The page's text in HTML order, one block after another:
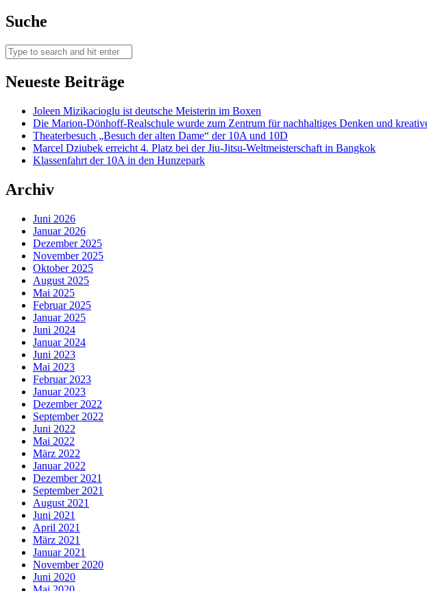
Suche
Neueste Beiträge
Joleen Mizikacioglu ist deutsche Meisterin im Boxen
Die Marion-Dönhoff-Realschule wurde zum Zentrum für nachhaltiges Denken und
Theaterbesuch „Besuch der alten Dame“ der 10A und 10D
Marcel Dziubek erreicht 4. Platz bei der Jiu-Jitsu-Weltmeisterschaft in Bangkok
Klassenfahrt der 10A in den Hunzepark
Archiv
Juni 2026
Januar 2026
Dezember 2025
November 2025
Oktober 2025
August 2025
Mai 2025
Februar 2025
Januar 2025
Juni 2024
Januar 2024
Juni 2023
Mai 2023
Februar 2023
Januar 2023
Dezember 2022
September 2022
Juni 2022
Mai 2022
März 2022
Januar 2022
Dezember 2021
September 2021
August 2021
Juni 2021
April 2021
März 2021
Januar 2021
November 2020
Juni 2020